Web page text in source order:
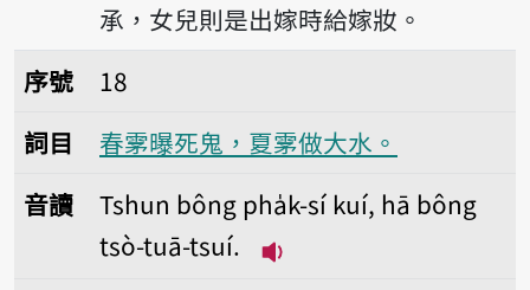
承，女兒則是出嫁時給嫁妝。
序號18春雺曝死鬼，夏雺做大水。
序號
18
詞目
春雺曝死鬼，夏雺做大水。
音讀
Tshun bông pha̍k-sí kuí, hā bông
tsò-tuā-tsuí.